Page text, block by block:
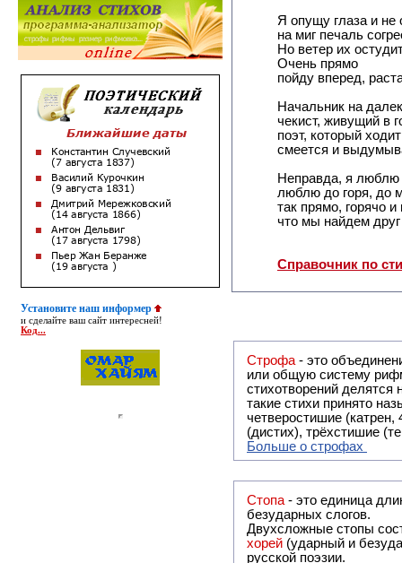
Установите наш информер
и сделайте ваш сайт интересней!
Код...
Я опущу глаза и не
на миг печаль
Но ветер их
Очень прямо
пойду вперед,
Начальник на
чекист, живущий в
поэт, который
смеется и
Неправда, я люблю
люблю до горя, до
так прямо, горячо и
что мы найдем
Справочник по
Строфа - это объединение двух
или общую систему рифм, и регулярно или периодически
стихотворений делятся на строфы и т.о. являются строфическими.
такие стихи принято называть астрофическими. Самая популярная строфа в русской поэзии -
четверостишие
(дистих), трёхстишие
Больше о строфах
Стопа - это единица
безударных слогов.
Двухсложные стопы
хорей (ударный и
русской поэзии.